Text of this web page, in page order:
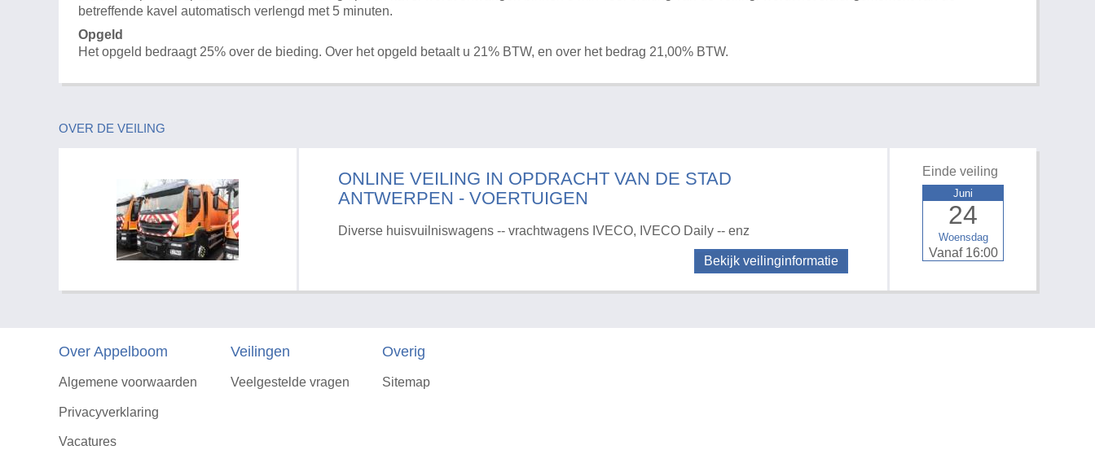
betreffende kavel automatisch verlengd met 5 minuten.
Opgeld
Het opgeld bedraagt 25% over de bieding. Over het opgeld betaalt u 21% BTW, en over het bedrag 21,00% BTW.
OVER DE VEILING
ONLINE VEILING IN OPDRACHT VAN DE STAD
ANTWERPEN - VOERTUIGEN
Diverse huisvuilniswagens -- vrachtwagens IVECO, IVECO Daily -- enz
Bekijk veilinginformatie
Einde veiling
Woensdag
24
Juni
Vanaf 16:00
Over Appelboom
Algemene voorwaarden
Privacyverklaring
Vacatures
Veilingen
Veelgestelde vragen
Overig
Sitemap